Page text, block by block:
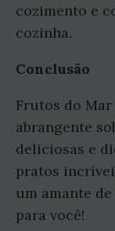
cozimento e
cozinha.
Conclusão
Frutos do
abrangente
deliciosas e
pratos
um amante
para você!